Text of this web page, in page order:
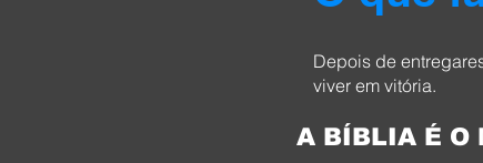
Depois de
viver em vitória.
A BÍBLIA É O